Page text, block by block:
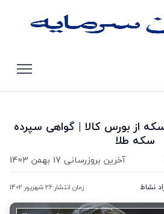
از بورس کالا | گواهی سپرده
سکه طلا
آخرین بروزرسانی 17 بهمن 1403
نشاط زمان انتشار 26 شهریور 1402